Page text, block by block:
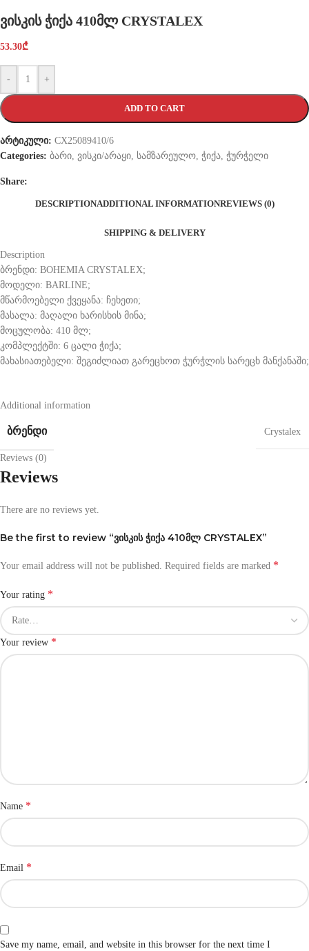
ვისკის ჭიქა 410მლ CRYSTALEX
53.30₾
- +
ADD TO CART
არტიკული: CX25089410/6
Categories: ბარი ვისკი/არაყი სამზარეულო ჭიქა ჭურჭელი
Share:
DESCRIPTIONADDITIONAL INFORMATIONREVIEWS (0)
SHIPPING & DELIVERY
Description
ბრენდი: BOHEMIA CRYSTALEX;
მოდელი: BARLINE;
მწარმოებელი ქვეყანა: ჩეხეთი;
მასალა: მაღალი ხარისხის მინა;
მოცულობა: 410 მლ;
კომპლექტში: 6 ცალი ჭიქა;
მახასიათებელი: შეგიძლიათ გარეცხოთ ჭურჭლის სარეცხ მანქანაში;
Additional information
ᲑᲠᲔᲜᲓᲘ Crystalex
Reviews (0)
Reviews
There are no reviews yet.
Be the first to review “ვისკის ჭიქა 410მლ CRYSTALEX”
Your email address will not be published. Required fields are marked *
Your rating *
Your review *
Name *
Email *
Save my name, email, and website in this browser for the next time I